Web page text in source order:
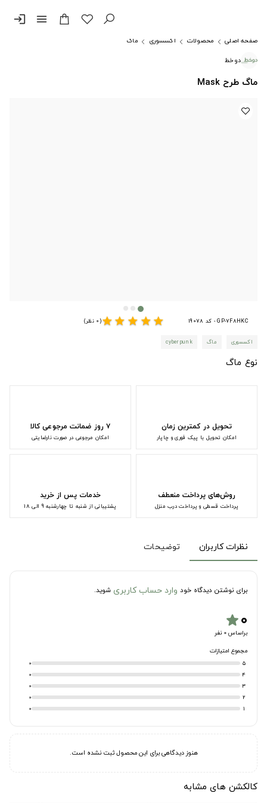
menu
login
صفحه اصلی محصولات اکسسوری
ماگ
دوخط
ماگ طرح Mask
GP-7F8HKC - کد 19078 star
star
star
star
star(0 نظر)
اکسسوری ماگ cyberpunk
نوع ماگ
تحویل در کمترین زمان
امکان تحویل با پیک فوری و چاپار
۷ روز ضمانت مرجوعی کالا
امکان مرجوعی در صورت نارضایتی
روش‌های پرداخت منعطف
پرداخت قسطی و پرداخت درب منزل
خدمات پس از خرید
پشتیبانی از شنبه تا چهارشنبه 9 الی 18
نظرات کاربران توضیحات
برای نوشتن دیدگاه خود وارد حساب کاربری شوید.
۰star
براساس 0 نفر
مجموع امتیازات
5
0
4
0
3
0
2
0
1
0
هنوز دیدگاهی برای این محصول ثبت نشده است.
کالکشن های مشابه